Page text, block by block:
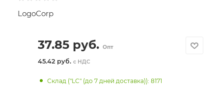
LogoCorp
37.85руб. Опт
45.42 руб. с НДС
Склад ("LC" (до 7 дней доставка)): 8171